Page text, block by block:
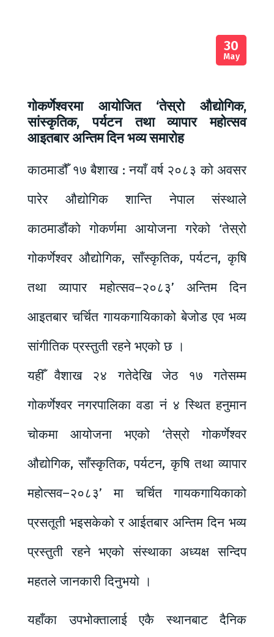
30
May
गोकर्णेश्वरमा आयोजित ‘तेस्रो औद्योगिक,
सांस्कृतिक, पर्यटन तथा व्यापार महोत्सव
आइतबार अन्तिम दिन भव्य समारोह
काठमाडौँ १७ बैशाख : नयाँ वर्ष २०८३ को अवसर
पारेर औद्योगिक शान्ति नेपाल संस्थाले
काठमाडौंको गोकर्णमा आयोजना गरेको ‘तेस्रो
गोकर्णेश्वर औद्योगिक, साँस्कृतिक, पर्यटन, कृषि
तथा व्यापार महोत्सव–२०८३’ अन्तिम दिन
आइतबार चर्चित गायकगायिकाको बेजोड एव भव्य
सांगीतिक प्रस्तुती रहने भएको छ ।
यहीँ वैशाख २४ गतेदेखि जेठ १७ गतेसम्म
गोकर्णेश्वर नगरपालिका वडा नं ४ स्थित हनुमान
चोकमा आयोजना भएको ‘तेस्रो गोकर्णेश्वर
औद्योगिक, साँस्कृतिक, पर्यटन, कृषि तथा व्यापार
महोत्सव–२०८३’ मा चर्चित गायकगायिकाको
प्रसतूती भइसकेको र आईतबार अन्तिम दिन भव्य
प्रस्तुती रहने भएको संस्थाका अध्यक्ष सन्दिप
महतले जानकारी दिनुभयो ।
यहाँका उपभोक्तालाई एकै स्थानबाट दैनिक